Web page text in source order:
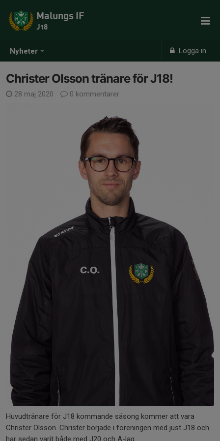
Nyheter Logga in
Malungs IF
J18
Christer Olsson tränare för J18!
28 maj 2020 0 kommentarer
Huvudtränare för J18 kommande säsong kommer att vara
Christer Olsson. Christer började i föreningen med just J18 och
har sedan varit både med J20 och A-lag.